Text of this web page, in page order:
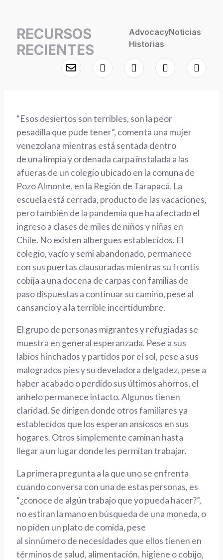
RECURSOS
RECIENTES
AdvocacyNoticias
Historias
“Esos desiertos son terribles, son la peor
pesadilla que pude tener”, comenta una mujer
venezolana mientras está sentada dentro
de una limpia yordenada carpa instalada a las
afueras de un colegio ubicado en la comuna de
Pozo Almonte, en la Región de Tarapacá. La
escuela está cerrada, producto de las vacaciones,
pero también de la pandemia que ha afectado el
ingreso a clases de miles de niños y niñas en
Chile. No existen albergues establecidos. El
colegio, vacío y semi abandonado, permanece
con sus puertas clausuradas mientras su frontis
cobija a una docena de carpas con familias de
pasodispuestas a continuar su camino, pese al
cansancio y a la terrible incertidumbre.
El grupo de personas migrantesy refugiadas se
muestra en general esperanzada. Pese a sus
labios hinchados y partidos por el sol, pese a sus
malogrados piesy su develadora delgadez, pese a
haber acabadoo perdidosus últimos ahorros, el
anhelo permanece intacto. Algunos tienen
claridad. Se dirigen donde otros familiares ya
establecidos que los esperan ansiosos en sus
hogares. Otros simplemente caminan hasta
llegara un lugar donde les permitan trabajar.
La primera pregunta a la que uno se enfrenta
cuando conversa con una de estas personas, es
“¿conoce de algún trabajo que yo pueda hacer?”,
no estiran la mano en búsqueda de una moneda, o
no piden un plato de comida, pese
al sinnúmerode necesidades que ellos tienen en
términos de salud, alimentación, higiene ocobijo,